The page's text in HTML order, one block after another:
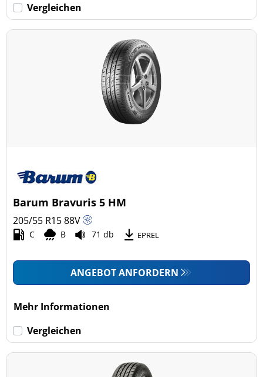
Vergleichen
Barum Bravuris 5 HM
205/55 R1588V
C B 71 db EPREL
ANGEBOT ANFORDERN
Mehr Informationen
Vergleichen